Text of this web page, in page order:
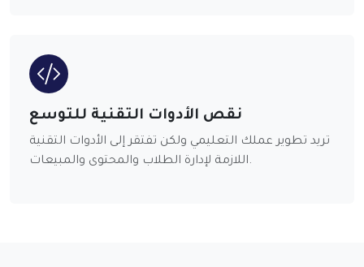
نقص الأدوات التقنية للتوسع
تريد تطوير عملك التعليمي ولكن تفتقر إلى الأدوات التقنية
اللازمة لإدارة الطلاب والمحتوى والمبيعات.